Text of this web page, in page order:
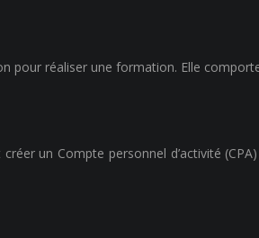
réaliser une formation. Elle
un Compte personnel d’activité